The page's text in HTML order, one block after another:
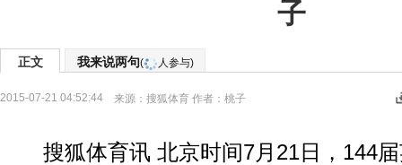
子
正文 我来说两句( 人参与)
2015-07-21 04:52:44 来源： 搜狐体育 作者：桃子
搜狐体育讯 北京时间7月21日，144届